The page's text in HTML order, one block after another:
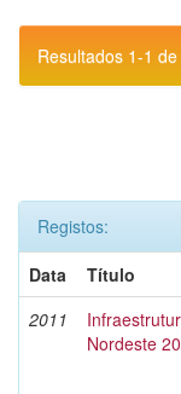
Resultados 1-1 de
Registos:
Data
Título
2011
Nordeste